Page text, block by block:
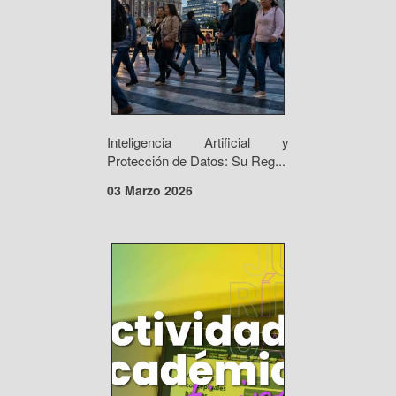
Inteligencia Artificial y
Protección de Datos: Su Reg...
03 Marzo 2026